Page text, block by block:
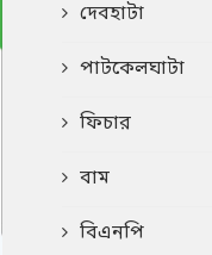
দেবহাটা
পাটকেলঘাটা
ফিচার
বাম
বিএনপি